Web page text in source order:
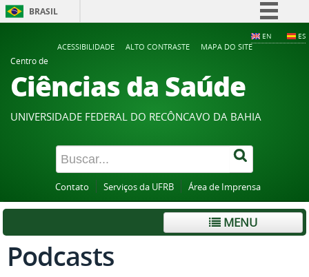
BRASIL
Participe
Acesso à informação
Legislação
Canais
EN ES
ACESSIBILIDADE ALTO CONTRASTE
MAPA DO SITE
Centro de
Ciências da Saúde
UNIVERSIDADE FEDERAL DO RECÔNCAVO DA BAHIA
Contato Serviços da UFRB Área de Imprensa
MENU
Podcasts